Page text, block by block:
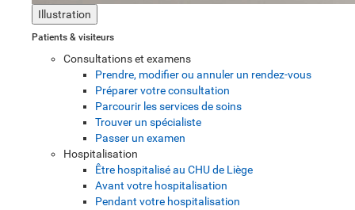
Illustration
Patients & visiteurs
Consultations et examens
Prendre, modifier ou annuler un rendez-vous
Préparer votre consultation
Parcourir les services de soins
Trouver un spécialiste
Passer un examen
Hospitalisation
Être hospitalisé au CHU de Liège
Avant votre hospitalisation
Pendant votre hospitalisation